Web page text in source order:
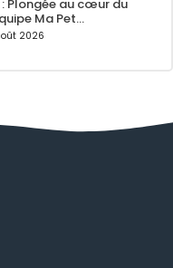
Plongée au cœur du
Ma Pet…
2026